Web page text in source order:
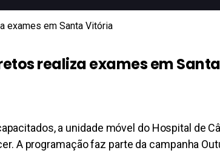
exames em Santa Vitória
realiza exames em
a unidade móvel do Hospital de
A programação faz parte da campanha